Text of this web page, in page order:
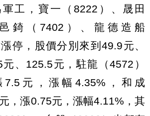
工，寶一（8222）、晟田
錡（7402）、龍德造船
停，股價分別來到49.9元、
、125.5元，駐龍（4572）
元，漲幅4.35%，和成
，漲0.75元，漲幅4.11%，其